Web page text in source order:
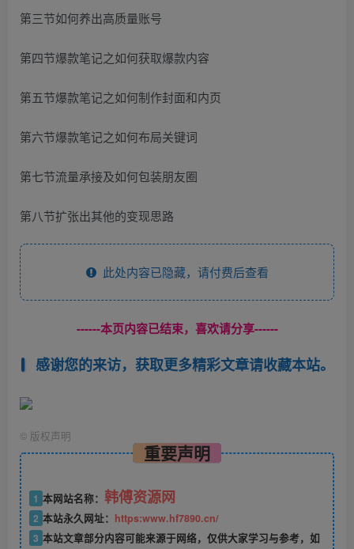
第三节如何养出高质量账号
第四节爆款笔记之如何获取爆款内容
第五节爆款笔记之如何制作封面和内页
第六节爆款笔记之如何布局关键词
第七节流量承接及如何包装朋友圈
第八节扩张出其他的变现思路
此处内容已隐藏，请付费后查看
------本页内容已结束，喜欢请分享------
感谢您的来访，获取更多精彩文章请收藏本站。
© 版权声明
重要声明
1 本网站名称： 韩傅资源网
2 本站永久网址： https:www.hf7890.cn/
3 本站文章部分内容可能来源于网络，仅供大家学习与参考，如